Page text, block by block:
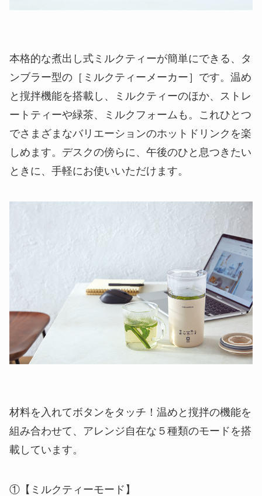
本格的な煮出し式ミルクティーが簡単にできる、タ
ンブラー型の［ミルクティーメーカー］です。温め
と撹拌機能を搭載し、ミルクティーのほか、ストレ
ートティーや緑茶、ミルクフォームも。これひとつ
でさまざまなバリエーションのホットドリンクを楽
しめます。デスクの傍らに、午後のひと息つきたい
ときに、手軽にお使いいただけます。
材料を入れてボタンをタッチ！温めと撹拌の機能を
組み合わせて、アレンジ自在な５種類のモードを搭
載しています。
①【ミルクティーモード】